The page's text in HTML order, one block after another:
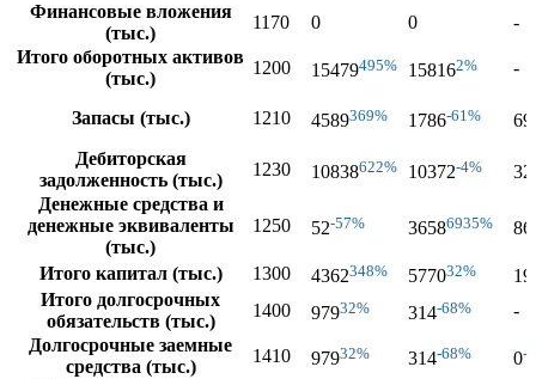
Финансовые вложения
(тыс.)
1170 0 0
-
Итого оборотных активов
(тыс.)
1200 15479495% 158162% -
Запасы (тыс.) 1210 4589369% 1786-61%
Дебиторская
задолженность (тыс.)
1230 10838622% 10372-4%
Денежные средства и
денежные эквиваленты
(тыс.)
1250 52-57% 36586935%
Итого капитал (тыс.) 1300 4362348% 577032%
Итого долгосрочных
обязательств (тыс.)
1400 97932% 314-68%
-
Долгосрочные заемные
средства (тыс.)
1410 97932% 314-68% 0-